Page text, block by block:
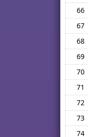
66
67
68
69
70
71
72
73
74